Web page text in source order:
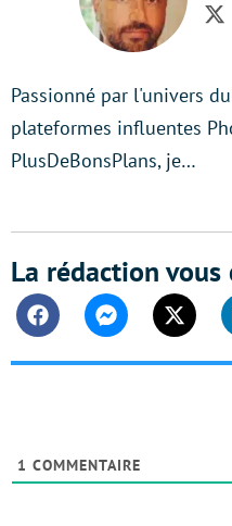
Passionné par l'univers
plateformes influentes
PlusDeBonsPlans, je…
La rédaction
FacebookMessengerTwitter
1 COMMENTAIRE